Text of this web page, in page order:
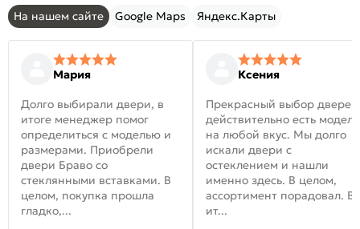
На нашем сайте Google Maps Яндекс.Карты
Мария
Долго выбирали двери, в
итоге менеджер помог
определиться с моделью и
размерами. Приобрели
двери Браво со
стеклянными вставками. В
целом, покупка прошла
гладко,...
Ксения
Прекрасный выбор
действительно есть модели
на любой вкус. Мы долго
искали двери с
остеклением и нашли
именно здесь. В целом,
ассортимент порадовал. В
ит...